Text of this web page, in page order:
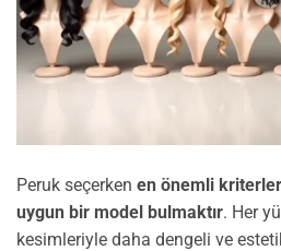
Peruk seçerken en önemli
uygun bir model bulmaktır. Her
kesimleriyle daha dengeli ve